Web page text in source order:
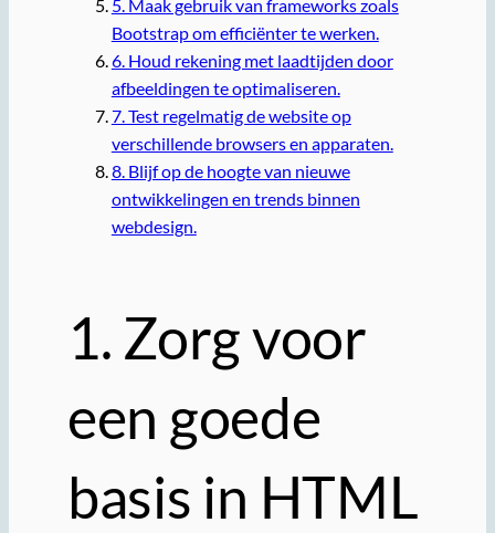
5. Maak gebruik van frameworks zoals
Bootstrap om efficiënter te werken.
6. Houd rekening met laadtijden door
afbeeldingen te optimaliseren.
7. Test regelmatig de website op
verschillende browsers en apparaten.
8. Blijf op de hoogte van nieuwe
ontwikkelingen en trends binnen
webdesign.
1. Zorg voor
een goede
basis in HTML